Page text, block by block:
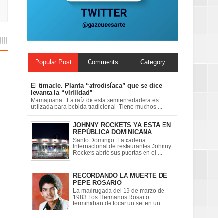
París
Popular Post Comments Category
El timacle. Planta “afrodisíaca” que se dice
levanta la “virilidad”
Mamajuana . La raíz de esta semienredadera es
utilizada para bebida tradicional Tiene muchos ...
JOHNNY ROCKETS YA ESTA EN
REPÚBLICA DOMINICANA
Santo Domingo. La cadena
internacional de restaurantes Johnny
Rockets abrió sus puertas en el ...
RECORDANDO LA MUERTE DE
PEPE ROSARIO
La madrugada del 19 de marzo de
1983 Los Hermanos Rosario
terminaban de tocar un set en un ...